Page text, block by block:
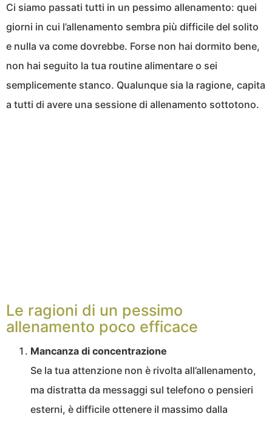
Ci siamo passati tutti in un pessimo allenamento: quei
giorni in cui l’allenamento sembra più difficile del solito
e nulla va come dovrebbe. Forse non hai dormito bene,
non hai seguito la tua routine alimentare o sei
semplicemente stanco. Qualunque sia la ragione, capita
a tutti di avere una sessione di allenamento sottotono.
Le ragioni di un pessimo
allenamento poco efficace
Mancanza di concentrazione
Se la tua attenzione non è rivolta all’allenamento,
ma distratta da messaggi sul telefono o pensieri
esterni, è difficile ottenere il massimo dalla